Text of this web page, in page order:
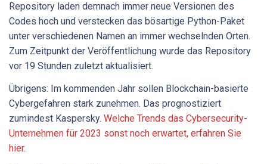
Repository laden demnach immer neue Versionen des
Codes hoch und verstecken das bösartige Python-Paket
unter verschiedenen Namen an immer wechselnden Orten.
Zum Zeitpunkt der Veröffentlichung wurde das Repository
vor 19 Stunden zuletzt aktualisiert.
Übrigens: Im kommenden Jahr sollen Blockchain-basierte
Cybergefahren stark zunehmen. Das prognostiziert
zumindest Kaspersky. Welche Trends das Cybersecurity-
Unternehmen für 2023 sonst noch erwartet, erfahren Sie
hier.